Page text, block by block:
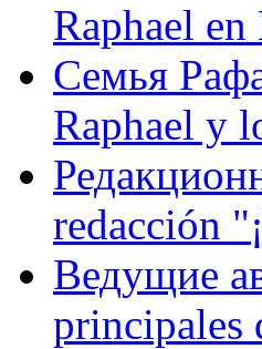
Raphael en
Семья
Raphael y
redacción
Ведущие
principales